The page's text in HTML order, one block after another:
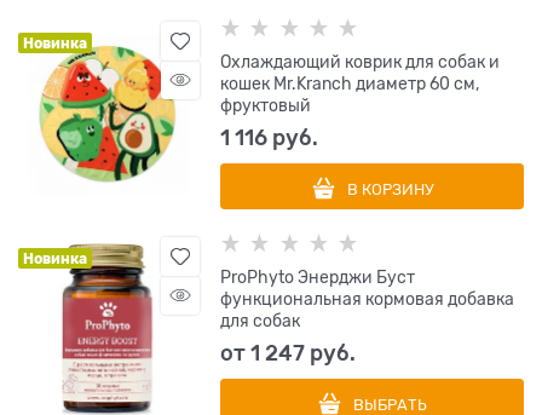
Новинка
Охлаждающий коврик для собак и
кошек Mr.Kranch диаметр 60 см,
фруктовый
1 116 руб.
В КОРЗИНУ
Новинка
ProPhyto Энерджи Буст
функциональная кормовая добавка
для собак
от1 247 руб.
ВЫБРАТЬ